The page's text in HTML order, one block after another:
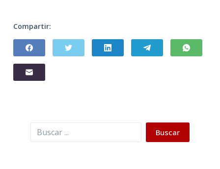
Compartir:
Buscar Buscar